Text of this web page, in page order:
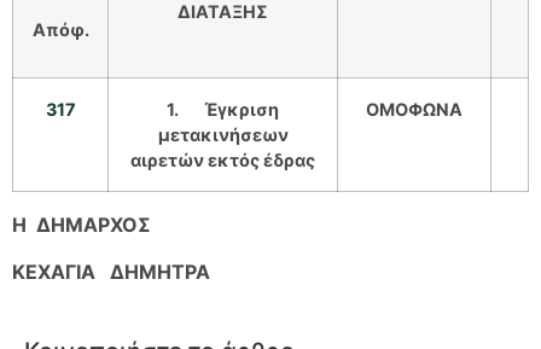
Απόφ.
ΔΙΑΤΑΞΗΣ
317 1. Έγκριση
μετακινήσεων
αιρετών εκτός έδρας
ΟΜΟΦΩΝΑ
Η ΔΗΜΑΡΧΟΣ
ΚΕΧΑΓΙΑ ΔΗΜΗΤΡΑ